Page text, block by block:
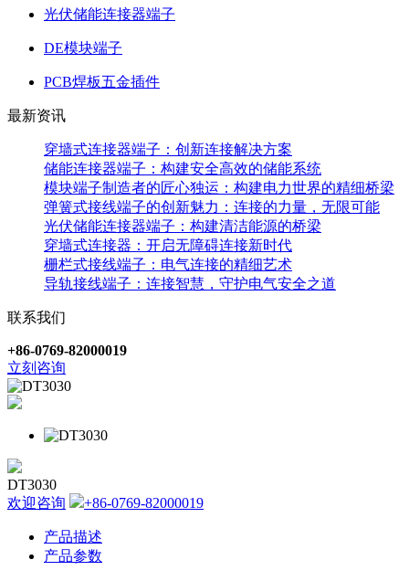
光伏储能连接器端子
DE模块端子
PCB焊板五金插件
最新资讯
穿墙式连接器端子：创新连接解决方案
储能连接器端子：构建安全高效的储能系统
模块端子制造者的匠心独运：构建电力世界的精细桥梁
弹簧式接线端子的创新魅力：连接的力量，无限可能
光伏储能连接器端子：构建清洁能源的桥梁
穿墙式连接器：开启无障碍连接新时代
栅栏式接线端子：电气连接的精细艺术
导轨接线端子：连接智慧，守护电气安全之道
联系我们
+86-0769-82000019
立刻咨询
DT3030
欢迎咨询
+86-0769-82000019
产品描述
产品参数